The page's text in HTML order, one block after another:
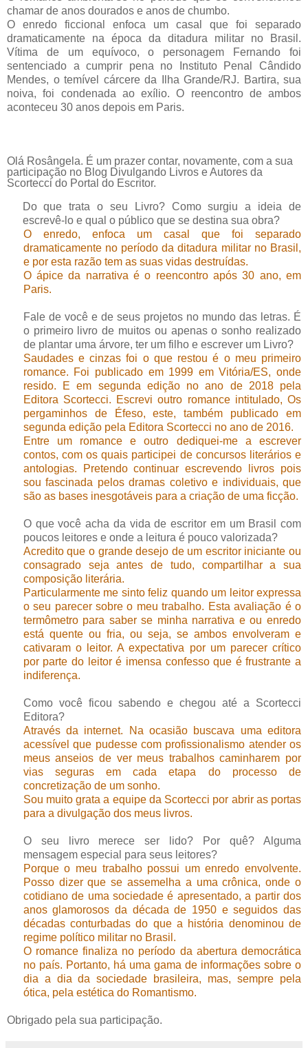
chamar de anos dourados e anos de chumbo.
O enredo ficcional enfoca um casal que foi separado
dramaticamente na época da ditadura militar no Brasil.
Vítima de um equívoco, o personagem Fernando foi
sentenciado a cumprir pena no Instituto Penal Cândido
Mendes, o temível cárcere da Ilha Grande/RJ. Bartira, sua
noiva, foi condenada ao exílio. O reencontro de ambos
aconteceu 30 anos depois em Paris.
Olá Rosângela. É um prazer contar, novamente, com a sua
participação no Blog Divulgando Livros e Autores da
Scortecci do Portal do Escritor.
Do que trata o seu Livro? Como surgiu a ideia de
escrevê-lo e qual o público que se destina sua obra?
O enredo, enfoca um casal que foi separado
dramaticamente no período da ditadura militar no Brasil,
e por esta razão tem as suas vidas destruídas.
O ápice da narrativa é o reencontro após 30 ano, em
Paris.
Fale de você e de seus projetos no mundo das letras. É
o primeiro livro de muitos ou apenas o sonho realizado
de plantar uma árvore, ter um filho e escrever um Livro?
Saudades e cinzas foi o que restou é o meu primeiro
romance. Foi publicado em 1999 em Vitória/ES, onde
resido. E em segunda edição no ano de 2018 pela
Editora Scortecci. Escrevi outro romance intitulado, Os
pergaminhos de Éfeso, este, também publicado em
segunda edição pela Editora Scortecci no ano de 2016.
Entre um romance e outro dediquei-me a escrever
contos, com os quais participei de concursos literários e
antologias. Pretendo continuar escrevendo livros pois
sou fascinada pelos dramas coletivo e individuais, que
são as bases inesgotáveis para a criação de uma ficção.
O que você acha da vida de escritor em um Brasil com
poucos leitores e onde a leitura é pouco valorizada?
Acredito que o grande desejo de um escritor iniciante ou
consagrado seja antes de tudo, compartilhar a sua
composição literária.
Particularmente me sinto feliz quando um leitor expressa
o seu parecer sobre o meu trabalho. Esta avaliação é o
termômetro para saber se minha narrativa e ou enredo
está quente ou fria, ou seja, se ambos envolveram e
cativaram o leitor. A expectativa por um parecer crítico
por parte do leitor é imensa confesso que é frustrante a
indiferença.
Como você ficou sabendo e chegou até a Scortecci
Editora?
Através da internet. Na ocasião buscava uma editora
acessível que pudesse com profissionalismo atender os
meus anseios de ver meus trabalhos caminharem por
vias seguras em cada etapa do processo de
concretização de um sonho.
Sou muito grata a equipe da Scortecci por abrir as portas
para a divulgação dos meus livros.
O seu livro merece ser lido? Por quê? Alguma
mensagem especial para seus leitores?
Porque o meu trabalho possui um enredo envolvente.
Posso dizer que se assemelha a uma crônica, onde o
cotidiano de uma sociedade é apresentado, a partir dos
anos glamorosos da década de 1950 e seguidos das
décadas conturbadas do que a história denominou de
regime político militar no Brasil.
O romance finaliza no período da abertura democrática
no país. Portanto, há uma gama de informações sobre o
dia a dia da sociedade brasileira, mas, sempre pela
ótica, pela estética do Romantismo.
Obrigado pela sua participação.